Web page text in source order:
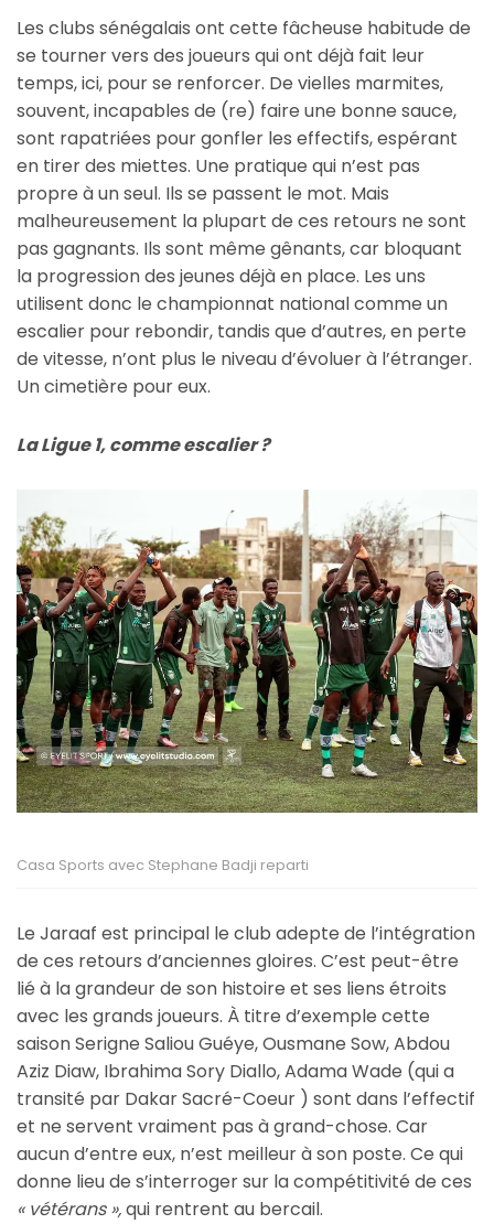
Les clubs sénégalais ont cette fâcheuse habitude de
se tourner vers des joueurs qui ont déjà fait leur
temps, ici, pour se renforcer. De vielles marmites,
souvent, incapables de (re) faire une bonne sauce,
sont rapatriées pour gonfler les effectifs, espérant
en tirer des miettes. Une pratique qui n’est pas
propre à un seul. Ils se passent le mot. Mais
malheureusement la plupart de ces retours ne sont
pas gagnants. Ils sont même gênants, car bloquant
la progression des jeunes déjà en place. Les uns
utilisent donc le championnat national comme un
escalier pour rebondir, tandis que d’autres, en perte
de vitesse, n’ont plus le niveau d’évoluer à l’étranger.
Un cimetière pour eux.
La Ligue 1, comme escalier ?
Casa Sports avec Stephane Badji reparti
Le Jaraaf est principal le club adepte de l’intégration
de ces retours d’anciennes gloires. C’est peut-être
lié à la grandeur de son histoire et ses liens étroits
avec les grands joueurs. À titre d’exemple cette
saison Serigne Saliou Guéye, Ousmane Sow, Abdou
Aziz Diaw, Ibrahima Sory Diallo, Adama Wade (qui a
transité par Dakar Sacré-Coeur ) sont dans l’effectif
et ne servent vraiment pas à grand-chose. Car
aucun d’entre eux, n’est meilleur à son poste. Ce qui
donne lieu de s’interroger sur la compétitivité de ces
« vétérans »,qui rentrent au bercail.